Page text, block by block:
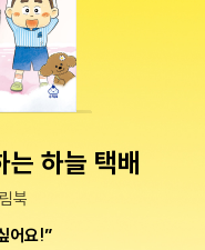
는 하늘 택배
북
어요!”